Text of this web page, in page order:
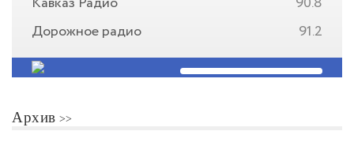
Дорожное радио
91.2
Архив